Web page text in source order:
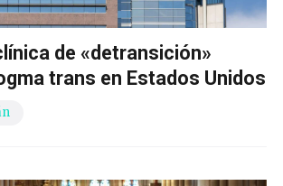
de «detransición»
trans en Estados Unidos